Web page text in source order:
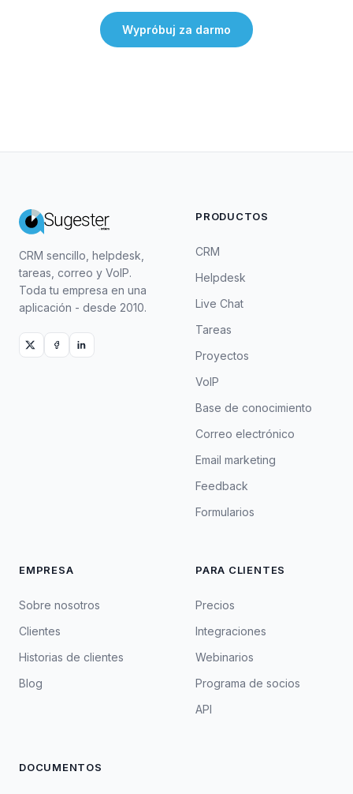
Wypróbuj za darmo
CRM sencillo, helpdesk,
tareas, correo y VoIP.
Toda tu empresa en una
aplicación - desde 2010.
PRODUCTOS
CRM
Helpdesk
Live Chat
Tareas
Proyectos
VoIP
Base de conocimiento
Correo electrónico
Email marketing
Feedback
Formularios
EMPRESA
Sobre nosotros
Clientes
Historias de clientes
Blog
PARA CLIENTES
Precios
Integraciones
Webinarios
Programa de socios
API
DOCUMENTOS